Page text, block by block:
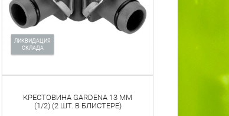
ЛИКВИДАЦИЯ
СКЛАДА
КРЕСТОВИНА GARDENA 13 ММ
(1/2) (2 ШТ. В БЛИСТЕРЕ)